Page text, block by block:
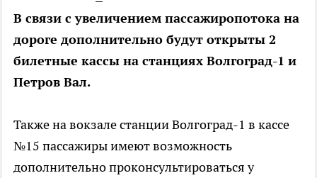
В связи с увеличением пассажиропотока на
дороге дополнительно будут открыты 2
билетные кассы на станциях Волгоград-1 и
Петров Вал.
Также на вокзале станции Волгоград-1 в кассе
№15 пассажиры имеют возможность
дополнительно проконсультироваться у